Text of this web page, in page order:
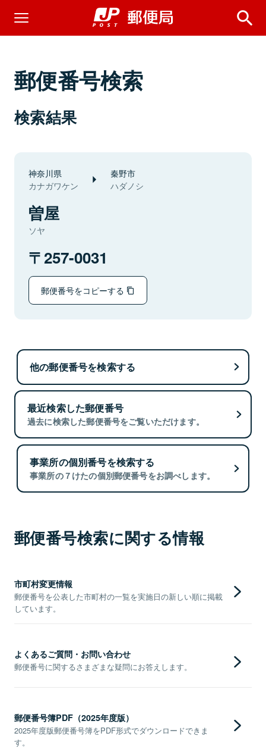
郵便番号検索
検索結果
神奈川県
カナガワケン
秦野市
ハダノシ
曽屋
ソヤ
257-0031
郵便番号をコピーする
他の郵便番号を検索する
最近検索した郵便番号
過去に検索した郵便番号をご覧いただけます。
事業所の個別番号を検索する
事業所の７けたの個別郵便番号をお調べします。
郵便番号検索に関する情報
市町村変更情報
郵便番号を公表した市町村の一覧を実施日の新しい順に掲載
しています。
よくあるご質問・お問い合わせ
郵便番号に関するさまざまな疑問にお答えします。
郵便番号簿PDF（2025年度版）
2025年度版郵便番号簿をPDF形式でダウンロードできま
す。